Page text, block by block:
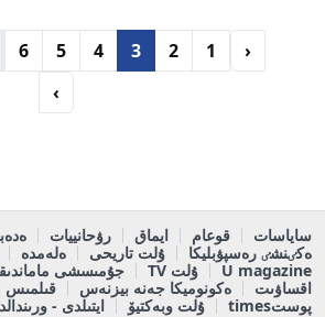
‹
1
2
3
4
5
6
›
ساياسات قوعام ايماق رۋحانييات
ەكٸنشٸ رەسپۋبليكا
ۇلت تاريحى ەلەمدە
U magazine
ۇلت TV
جۇمىسشى
اقساۋىت
ەكونوميكا جەنە بيزنەس قىلمىس
پوستtimes
ۇلت وبەكتيۆ ايتىلدى -